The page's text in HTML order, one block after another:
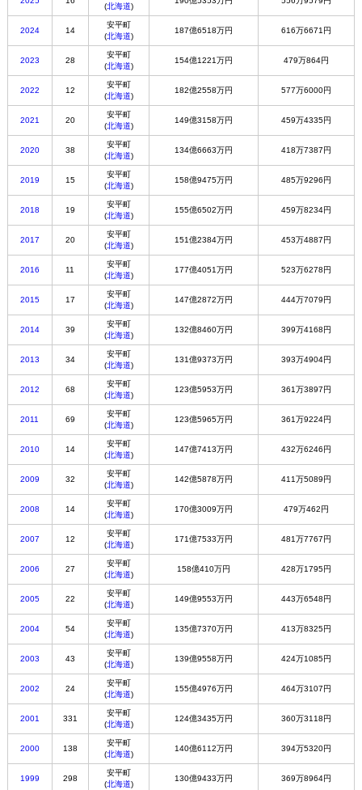
(北海道)
2024 14
安平町
(北海道)
187億6518万円 616万6671円
2023 28
安平町
(北海道)
154億1221万円 479万864円
2022 12
安平町
(北海道)
182億2558万円 577万6000円
2021 20
安平町
(北海道)
149億3158万円 459万4335円
2020 38
安平町
(北海道)
134億6663万円 418万7387円
2019 15
安平町
(北海道)
158億9475万円 485万9296円
2018 19
安平町
(北海道)
155億6502万円 459万8234円
2017 20
安平町
(北海道)
151億2384万円 453万4887円
2016 11
安平町
(北海道)
177億4051万円 523万6278円
2015 17
安平町
(北海道)
147億2872万円 444万7079円
2014 39
安平町
(北海道)
132億8460万円 399万4168円
2013 34
安平町
(北海道)
131億9373万円 393万4904円
2012 68
安平町
(北海道)
123億5953万円 361万3897円
2011 69
安平町
(北海道)
123億5965万円 361万9224円
2010 14
安平町
(北海道)
147億7413万円 432万6246円
2009 32
安平町
(北海道)
142億5878万円 411万5089円
2008 14
安平町
(北海道)
170億3009万円 479万462円
2007 12
安平町
(北海道)
171億7533万円 481万7767円
2006 27
安平町
(北海道)
158億410万円 428万1795円
2005 22
安平町
(北海道)
149億9553万円 443万6548円
2004 54
安平町
(北海道)
135億7370万円 413万8325円
2003 43
安平町
(北海道)
139億9558万円 424万1085円
2002 24
安平町
(北海道)
155億4976万円 464万3107円
2001 331
安平町
(北海道)
124億3435万円 360万3118円
2000 138
安平町
(北海道)
140億6112万円 394万5320円
1999 298
安平町
(北海道)
130億9433万円 369万8964円